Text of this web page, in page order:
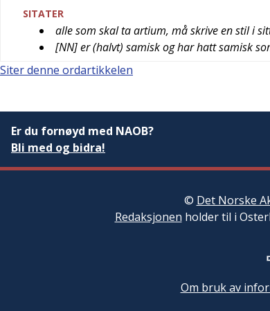
SITATER
alle som skal ta artium, må skrive en stil i
[NN] er (halvt) samisk og har hatt samisk
Siter denne ordartikkelen
Er du fornøyd med NAOB?
Bli med og bidra!
© Det Norske
Redaksjonen holder til i
Om bruk av